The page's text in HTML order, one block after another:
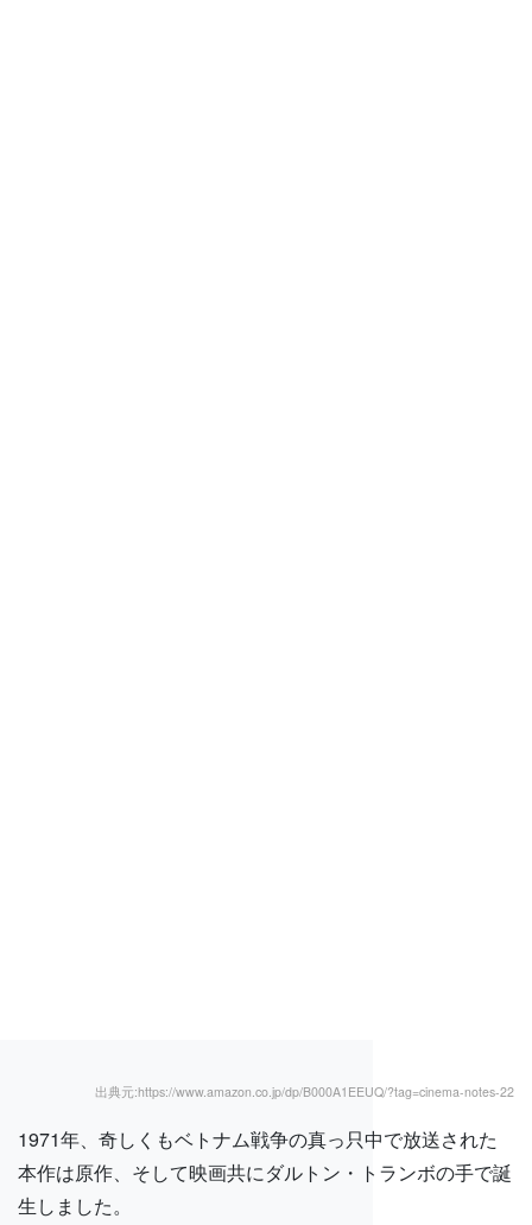
出典元:https://www.amazon.co.jp/dp/B000A1EEUQ/?tag=cinema-notes-22
1971年、奇しくもベトナム戦争の真っ只中で放送された
本作は原作、そして映画共にダルトン・トランボの手で誕
生しました。